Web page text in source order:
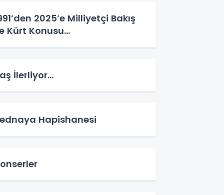
2025’e Milliyetçi Bakış
Kürt Konusu…
İlerliyor…
Hapishanesi